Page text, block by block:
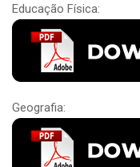
Educação Física:
Geografia: